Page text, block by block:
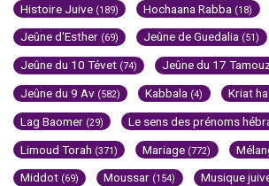
Histoire Juive (189) Hochaana Rabba (18)
Jeûne d'Esther (69) Jeûne de Guedalia (51)
Jeûne du 10 Tévet (74) Jeûne du 17
Jeûne du 9 Av (582) Kabbala (4) Kriat
Lag Baomer (29) Le sens des prénoms
Limoud Torah (371) Mariage (772)
Middot (69) Moussar (154) Musique